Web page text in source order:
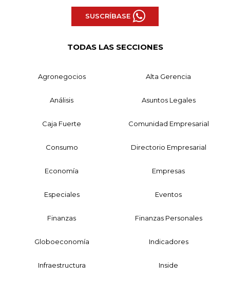
SUSCRÍBASE
TODAS LAS SECCIONES
Agronegocios Alta Gerencia
Análisis Asuntos Legales
Caja Fuerte Comunidad Empresarial
Consumo Directorio Empresarial
Economía Empresas
Especiales Eventos
Finanzas Finanzas Personales
Globoeconomía Indicadores
Infraestructura Inside